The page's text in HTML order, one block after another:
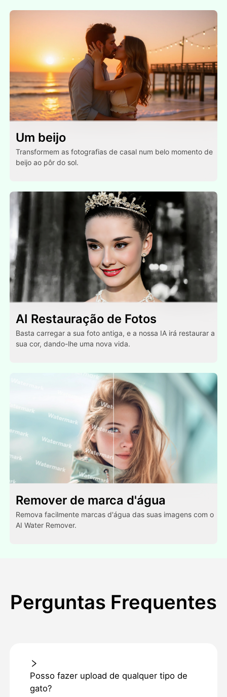
Um beijo
Transformem as fotografias de casal num belo momento de
beijo ao pôr do sol.
AI Restauração de Fotos
Basta carregar a sua foto antiga, e a nossa IA irá restaurar a
sua cor, dando-lhe uma nova vida.
Remover de marca d'água
Remova facilmente marcas d'água das suas imagens com o
AI Water Remover.
Perguntas Frequentes
Posso fazer upload de qualquer tipo de
gato?